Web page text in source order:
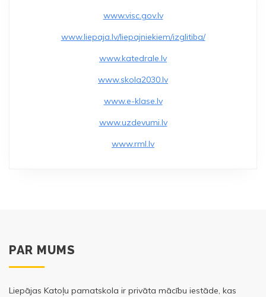
www.visc.gov.lv
www.liepaja.lv/liepajniekiem/izglitiba/
www.katedrale.lv
www.skola2030.lv
www.e-klase.lv
www.uzdevumi.lv
www.rml.lv
PAR MUMS
Liepājas Katoļu pamatskola ir privāta mācību iestāde, kas